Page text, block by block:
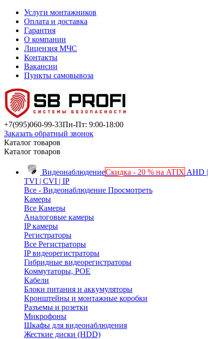
Услуги монтажников
Оплата и доставка
Гарантия
О компании
Лицензия МЧС
Контакты
Вакансии
Пункты самовывоза
+7(995)060-99-33Пн-Пт: 9:00-18:00
Заказать обратный звонок
Каталог товаров
Каталог товаров
ВидеонаблюдениеСкидка - 20 % на ATIX AHD |
TVI | CVI | IP
Все - Видеонаблюдение Просмотреть
Камеры
Все Камеры
Аналоговые камеры
IP камеры
Регистраторы
Все Регистраторы
IP видеорегистраторы
Гибридные видеорегистраторы
Коммутаторы, POE
Кабели
Блоки питания и аккумуляторы
Кронштейны и монтажные коробки
Разъемы и розетки
Микрофоны
Шкафы для видеонаблюдения
Жесткие диски (HDD)